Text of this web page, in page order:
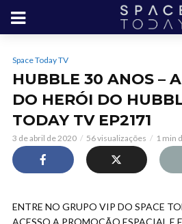
Space Today TV
HUBBLE 30 ANOS –
DO HERÓI DO
TODAY TV EP2171
3 de abril de 2020 56 visualizações 1 min
ENTRE NO GRUPO VIP DO SPACE
ACESSO A PROMOÇÃO ESPACIAL E